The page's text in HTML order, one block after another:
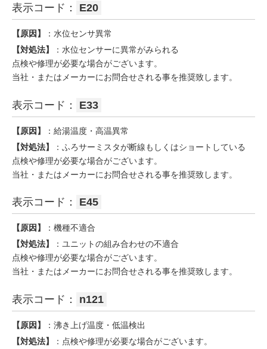
表示コード： E20
【原因】
：水位センサ異常
【対処法】
：水位センサーに異常がみられる
点検や修理が必要な場合がございます。
当社・またはメーカーにお問合せされる事を推奨致します。
表示コード： E33
【原因】
：給湯温度・高温異常
【対処法】
：ふろサーミスタが断線もしくはショートしている
点検や修理が必要な場合がございます。
当社・またはメーカーにお問合せされる事を推奨致します。
表示コード： E45
【原因】
：機種不適合
【対処法】
：ユニットの組み合わせの不適合
点検や修理が必要な場合がございます。
当社・またはメーカーにお問合せされる事を推奨致します。
表示コード： n121
【原因】
：沸き上げ温度・低温検出
【対処法】
：点検や修理が必要な場合がございます。